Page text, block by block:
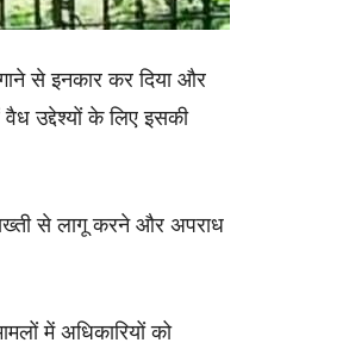
से इनकार कर दिया और
उद्देश्यों के लिए इसकी
सख्ती से लागू करने और अपराध
में अधिकारियों को